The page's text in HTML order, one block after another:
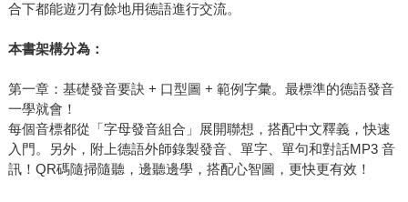
合下都能遊刃有餘地用德語進行交流。
本書架構分為：
第一章：基礎發音要訣 + 口型圖 + 範例字彙。最標準的德語發音
一學就會！
每個音標都從「字母發音組合」展開聯想，搭配中文釋義，快速
入門。另外，附上德語外師錄製發音、單字、單句和對話MP3 音
訊！QR碼隨掃隨聽，邊聽邊學，搭配心智圖，更快更有效！